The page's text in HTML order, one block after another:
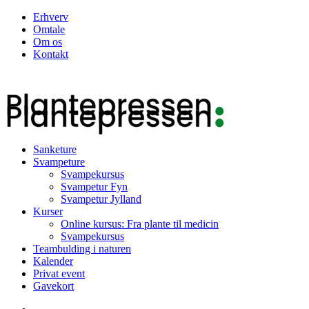
Erhverv
Omtale
Om os
Kontakt
Sanketure
Svampeture
Svampekursus
Svampetur Fyn
Svampetur Jylland
Kurser
Online kursus: Fra plante til medicin
Svampekursus
Teambulding i naturen
Kalender
Privat event
Gavekort